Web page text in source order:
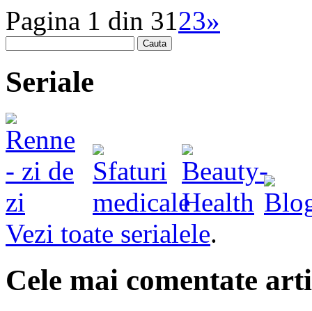
Pagina 1 din 3123»
Cauta
Seriale
Vezi toate serialele.
Cele mai comentate